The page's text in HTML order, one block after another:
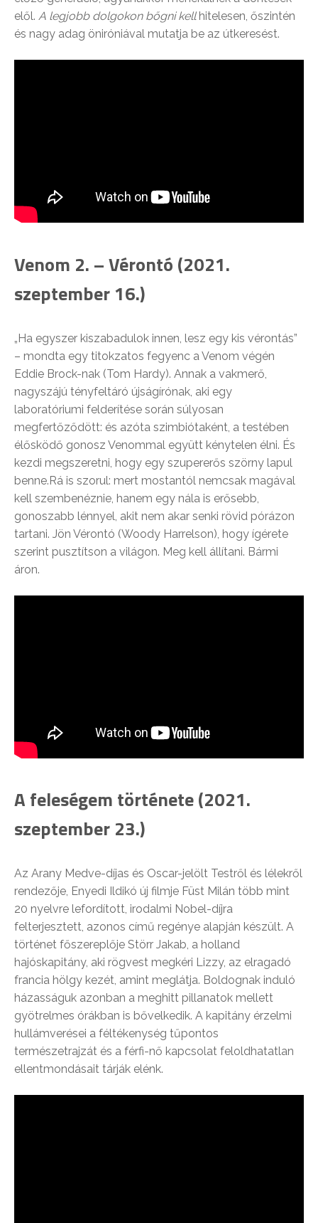
elől. A legjobb dolgokon bőgni kellhitelesen, őszintén
és nagy adag öniróniával mutatja be az útkeresést.
Venom 2. – Vérontó (2021.
szeptember 16.)
„Ha egyszer kiszabadulok innen, lesz egy kis vérontás”
– mondta egy titokzatos fegyenc a Venom végén
Eddie Brock-nak (Tom Hardy). Annak a vakmerő,
nagyszájú tényfeltáró újságírónak, aki egy
laboratóriumi felderítése során súlyosan
megfertőződött: és azóta szimbiótaként, a testében
élősködő gonosz Venommal együtt kénytelen élni. És
kezdi megszeretni, hogy egy szupererős szörny lapul
benne.Rá is szorul: mert mostantól nemcsak magával
kell szembenéznie, hanem egy nála is erősebb,
gonoszabb lénnyel, akit nem akar senki rövid pórázon
tartani. Jön Vérontó (Woody Harrelson), hogy ígérete
szerint pusztítson a világon. Meg kell állítani. Bármi
áron.
A feleségem története (2021.
szeptember 23.)
Az Arany Medve-díjas és Oscar-jelölt Testről és lélekről
rendezője, Enyedi Ildikó új filmje Füst Milán több mint
20 nyelvre lefordított, irodalmi Nobel-díjra
felterjesztett, azonos című regénye alapján készült. A
történet főszereplője Störr Jakab, a holland
hajóskapitány, aki rögvest megkéri Lizzy, az elragadó
francia hölgy kezét, amint meglátja. Boldognak induló
házasságuk azonban a meghitt pillanatok mellett
gyötrelmes órákban is bővelkedik. A kapitány érzelmi
hullámverései a féltékenység tűpontos
természetrajzát és a férfi-nő kapcsolat feloldhatatlan
ellentmondásait tárják elénk.